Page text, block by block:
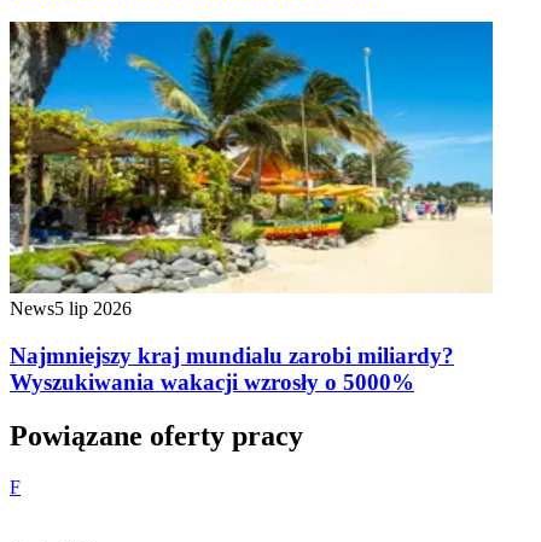
News5 lip 2026
Najmniejszy kraj mundialu zarobi miliardy?
Wyszukiwania wakacji wzrosły o 5000%
Powiązane oferty pracy
F